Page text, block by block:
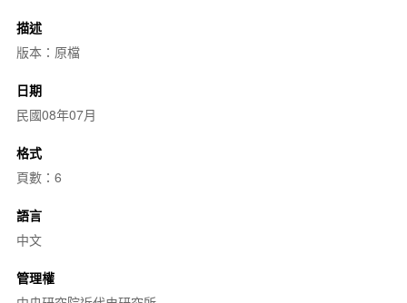
描述
版本：原檔
日期
民國08年07月
格式
頁數：6
語言
中文
管理權